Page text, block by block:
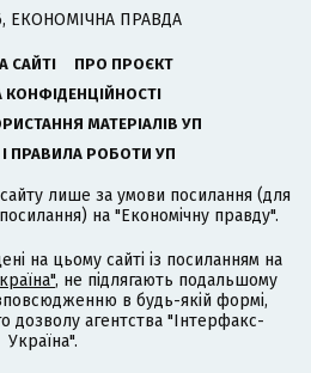
ЕКОНОМІЧНА ПРАВДА
САЙТІ
ПРО ПРОЄКТ
КОНФІДЕНЦІЙНОСТІ
МАТЕРІАЛІВ УП
ПРАВИЛА РОБОТИ УП
лише за умови посилання (для
на "Економічну правду".
на цьому сайті із посиланням на
, не підлягають подальшому
в будь-якій формі,
дозволу агентства "Інтерфакс-
Україна".